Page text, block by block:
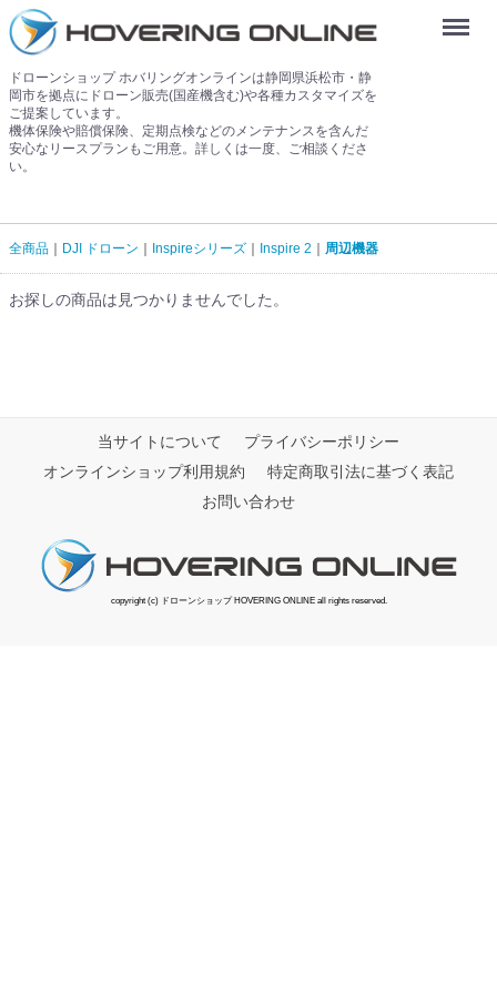
ドローンショップ ホバリングオンラインは静岡県浜松市・静
岡市を拠点にドローン販売(国産機含む)や各種カスタマイズを
ご提案しています。
機体保険や賠償保険、定期点検などのメンテナンスを含んだ
安心なリースプランもご用意。詳しくは一度、ご相談くださ
い。
Menu
全商品 DJI ドローン Inspireシリーズ Inspire 2 周辺機器
お探しの商品は見つかりませんでした。
当サイトについて
プライバシーポリシー
オンラインショップ利用規約
特定商取引法に基づく表記
お問い合わせ
copyright (c) ドローンショップ HOVERING ONLINE all rights reserved.